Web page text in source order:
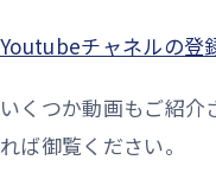
Youtubeチャネルの登
いくつか動画もご紹
れば御覧ください。